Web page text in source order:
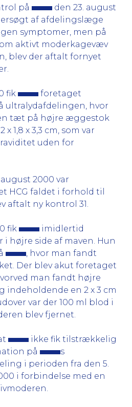
på
den 23. august
af afdelingslæge
symptomer, men på
aktivt moderkagevæv
blev der aftalt fornyet
fik
foretaget
ultralydafdelingen, hvor
tæt på højre æggestok
1,8 x 3,3 cm, som var
uden for
2000 var
HCG faldet i forhold til
aftalt ny kontrol 31.
fik
imidlertid
i højre side af maven. Hun
, hvor man fandt
Der blev akut foretaget
man fandt højre
indeholdende en 2 x 3 cm
var der 100 ml blod i
blev fjernet.
ikke fik tilstrækkelig
på
s
i perioden fra den 5.
i forbindelse med en